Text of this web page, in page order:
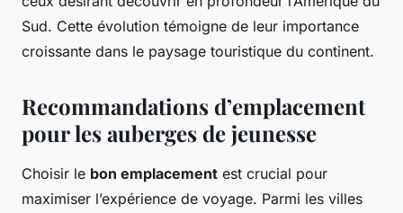
Sud. Cette évolution témoigne de leur importance
croissante dans le paysage touristique du continent.
Recommandations d’emplacement
pour les auberges de jeunesse
Choisir le bon emplacement est crucial pour
maximiser l’expérience de voyage. Parmi les villes